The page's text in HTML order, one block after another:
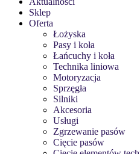
Sklep
Oferta
Łożyska
Pasy i koła
Łańcuchy i koła
Technika liniowa
Motoryzacja
Sprzęgła
Silniki
Akcesoria
Usługi
Zgrzewanie pasów
Cięcie pasów